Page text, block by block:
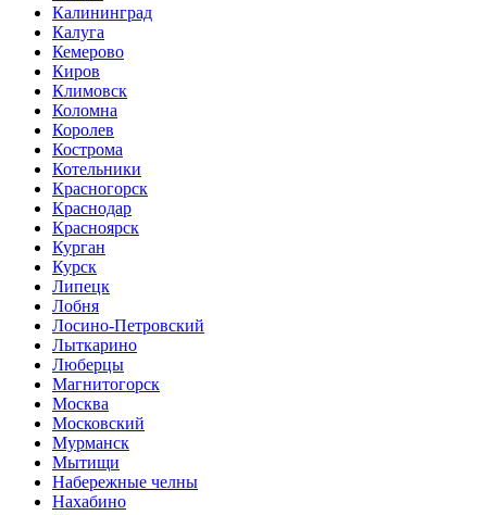
Калининград
Калуга
Кемерово
Киров
Климовск
Коломна
Королев
Кострома
Котельники
Красногорск
Краснодар
Красноярск
Курган
Курск
Липецк
Лобня
Лосино-Петровский
Лыткарино
Люберцы
Магнитогорск
Москва
Московский
Мурманск
Мытищи
Набережные челны
Нахабино